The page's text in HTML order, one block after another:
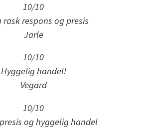
10/10
rask respons og presis
Jarle
10/10
Hyggelig handel!
Vegard
10/10
og hyggelig handel